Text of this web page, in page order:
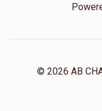
© 2026 AB